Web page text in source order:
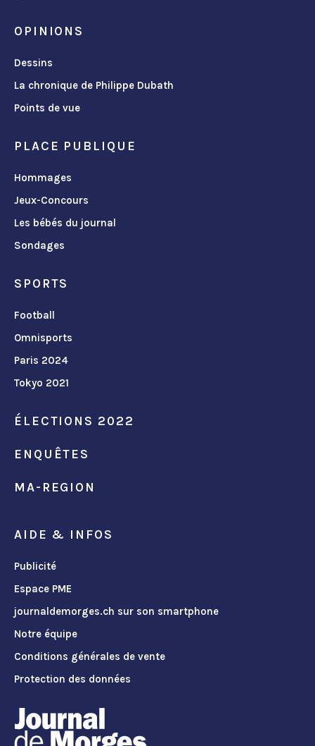
OPINIONS
Dessins
La chronique de Philippe Dubath
Points de vue
PLACE PUBLIQUE
Hommages
Jeux-Concours
Les bébés du journal
Sondages
SPORTS
Football
Omnisports
Paris 2024
Tokyo 2021
ÉLECTIONS 2022
ENQUÊTES
MA-REGION
AIDE & INFOS
Publicité
Espace PME
journaldemorges.ch sur son smartphone
Notre équipe
Conditions générales de vente
Protection des données